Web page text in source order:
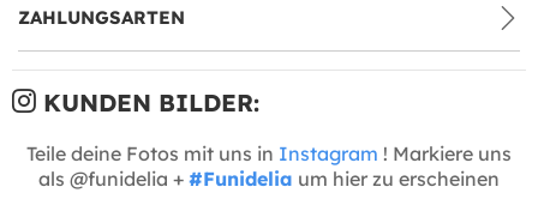
ZAHLUNGSARTEN
KUNDEN BILDER:
Teile deine Fotos mit uns in Instagram ! Markiere uns
als @funidelia + #Funidelia um hier zu erscheinen